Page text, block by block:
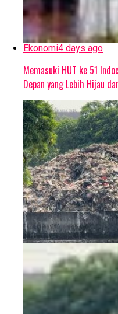
Ekonomi4 days ago
Memasuki HUT ke 51
Depan yang Lebih Hijau